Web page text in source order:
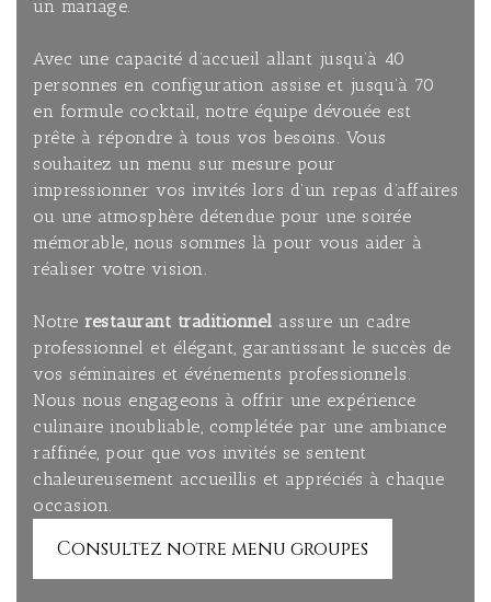
un mariage.
Avec une capacité d’accueil allant jusqu’à 40
personnes en configuration assise et jusqu’à 70
en formule cocktail, notre équipe dévouée est
prête à répondre à tous vos besoins. Vous
souhaitez un menu sur mesure pour
impressionner vos invités lors d’un repas d’affaires
ou une atmosphère détendue pour une soirée
mémorable, nous sommes là pour vous aider à
réaliser votre vision.
Notre restaurant traditionnel assure un cadre
professionnel et élégant, garantissant le succès de
vos séminaires et événements professionnels.
Nous nous engageons à offrir une expérience
culinaire inoubliable, complétée par une ambiance
raffinée, pour que vos invités se sentent
chaleureusement accueillis et appréciés à chaque
occasion.
Consultez notre menu groupes